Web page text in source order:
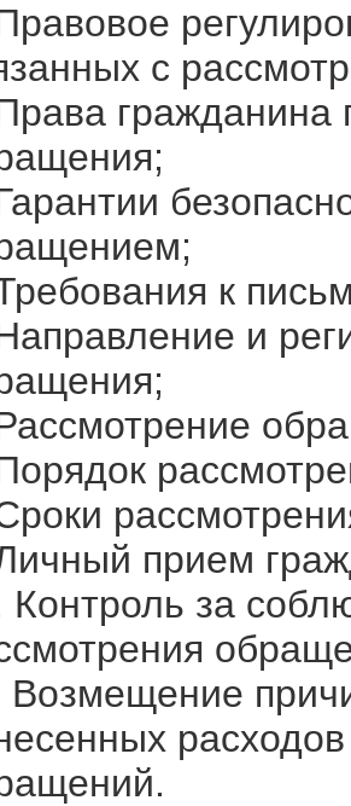
с
гражданина
к
и
прием
Контроль за
Возмещение